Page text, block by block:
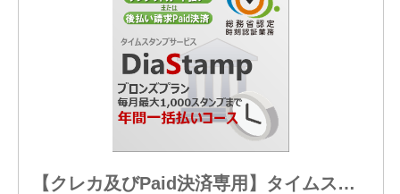
【クレカ及びPaid決済専用】タイムスタンプサービス DiaStamp ブロンズプラン